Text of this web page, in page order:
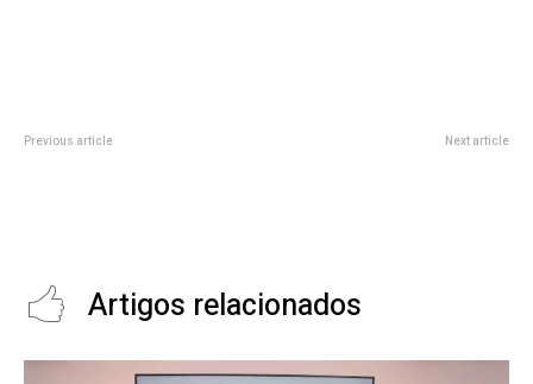
Previous article Next article
Artigos relacionados